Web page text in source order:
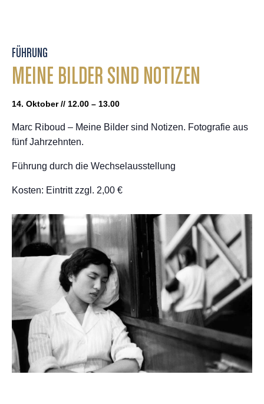
FÜHRUNG
MEINE BILDER SIND NOTIZEN
14. Oktober // 12.00 – 13.00
Marc Riboud – Meine Bilder sind Notizen. Fotografie aus
fünf Jahrzehnten.
Führung durch die Wechselausstellung
Kosten: Eintritt zzgl. 2,00 €